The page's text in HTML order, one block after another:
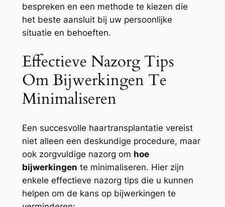
bespreken en een methode te kiezen die
het beste aansluit bij uw persoonlijke
situatie en behoeften.
Effectieve Nazorg Tips
Om Bijwerkingen Te
Minimaliseren
Een succesvolle haartransplantatie vereist
niet alleen een deskundige procedure, maar
ook zorgvuldige nazorg om hoe
bijwerkingen te minimaliseren. Hier zijn
enkele effectieve nazorg tips die u kunnen
helpen om de kans op bijwerkingen te